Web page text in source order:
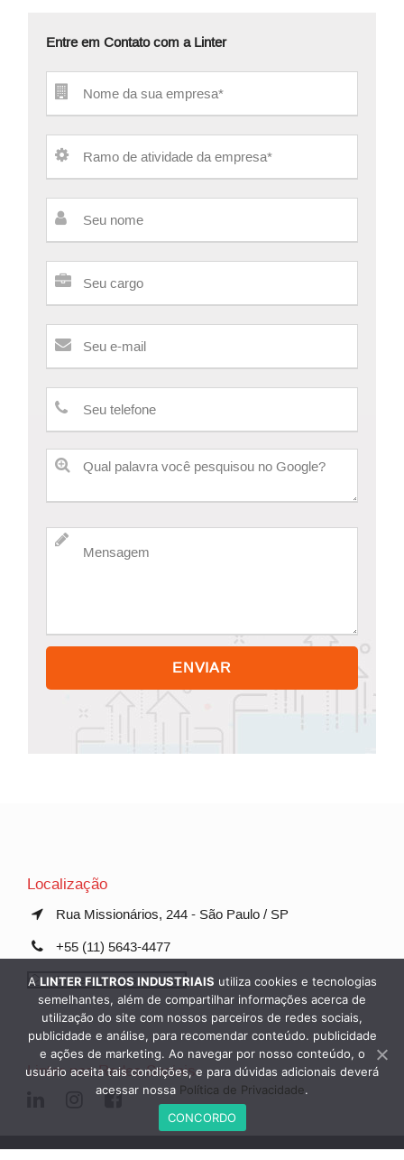
Entre em Contato com a Linter
Localização
Rua Missionários, 244 - São Paulo / SP
+55 (11) 5643-4477
Clique e envie seu e-mail
Linter nas Redes Sociais
A LINTER FILTROS INDUSTRIAIS utiliza cookies e tecnologias
semelhantes, além de compartilhar informações acerca de
utilização do site com nossos parceiros de redes sociais,
publicidade e análise, para recomendar conteúdo. publicidade
e ações de marketing. Ao navegar por nosso conteúdo, o
usuário aceita tais condições, e para dúvidas adicionais deverá
acessar nossa Política de Privacidade.
CONCORDO